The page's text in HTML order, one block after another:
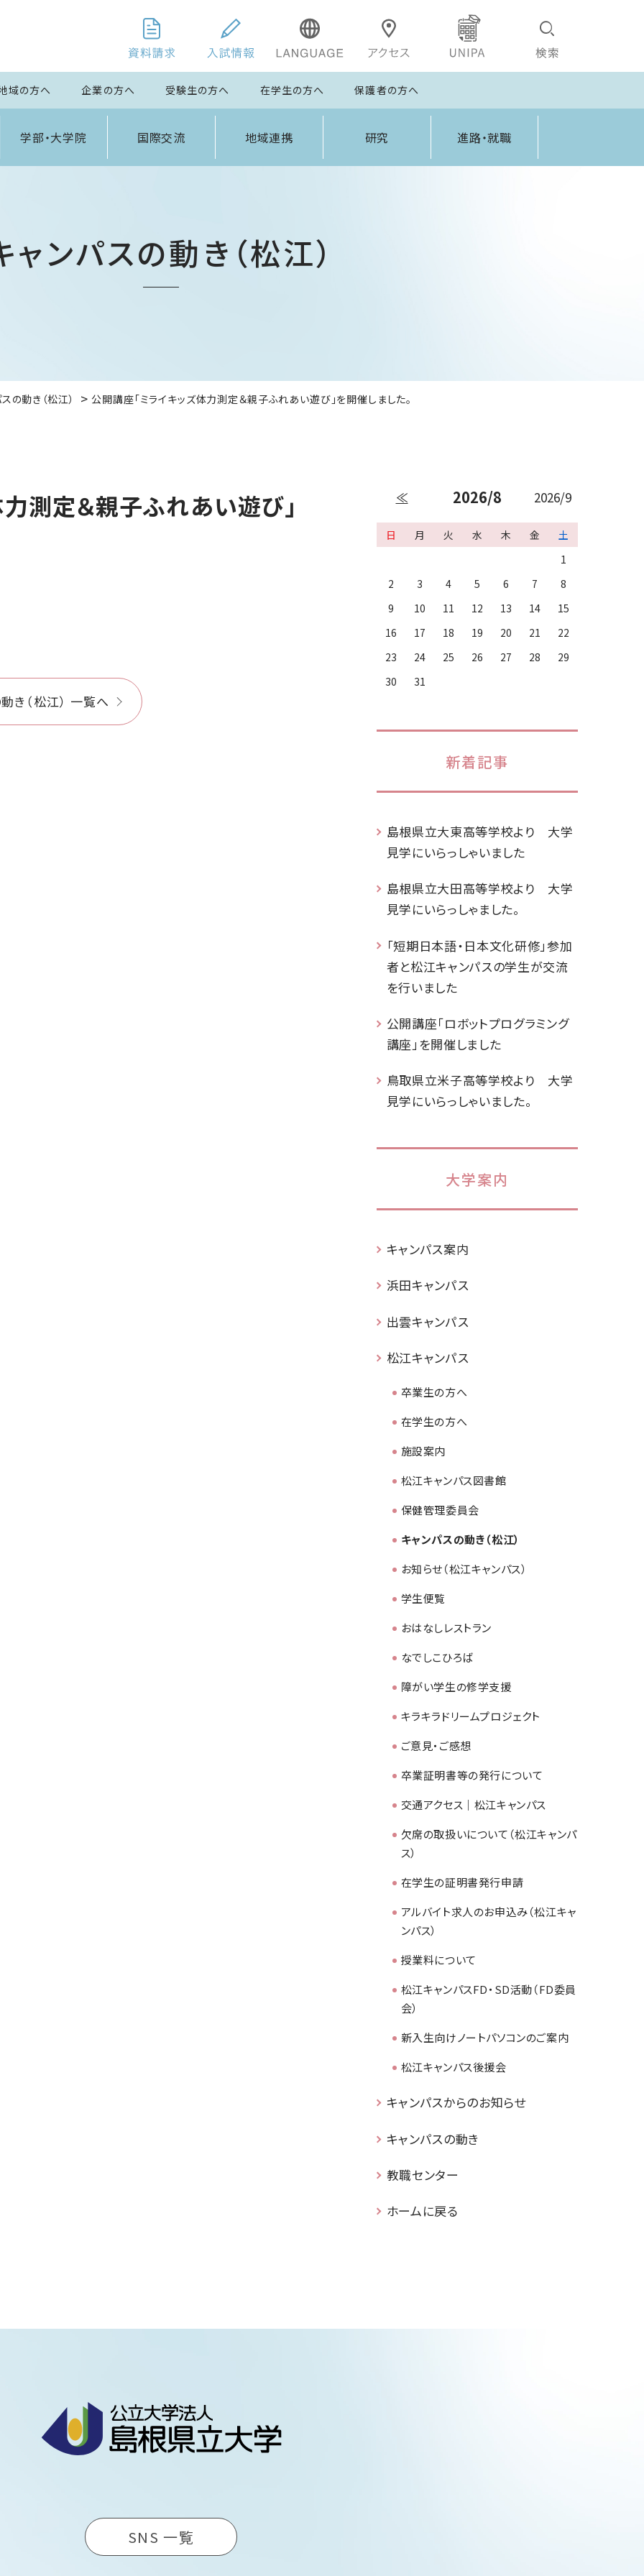
域の方へ 企業の方へ 受験生の方へ 在学生の方へ 保護者の方へ
学部・大学院 国際交流 地域連携 研究 進路・就職
ャンパスの動き（松江）
の動き（松江） 公開講座「ミライキッズ体力測定＆親子ふれあい遊び」を開催しました。
測定＆親子ふれあい遊び」
き（松江） 一覧へ
≪ 2026/8 2026/9
日 月 火 水 木 金
土
1
2
3 4 5 6 7
8
9
10 11 12 13 14
15
16
17 18 19 20 21
22
23
24 25 26 27 28
29
30
31
新着記事
島根県立大東高等学校より 大学
見学にいらっしゃいました
島根県立大田高等学校より 大学
見学にいらっしゃました。
「短期日本語・日本文化研修」参加
者と松江キャンパスの学生が交流
を行いました
公開講座「ロボットプログラミング
講座」を開催しました
鳥取県立米子高等学校より 大学
見学にいらっしゃいました。
大学案内
キャンパス案内
浜田キャンパス
出雲キャンパス
松江キャンパス
卒業生の方へ
在学生の方へ
施設案内
松江キャンパス図書館
保健管理委員会
キャンパスの動き（松江）
お知らせ（松江キャンパス）
学生便覧
おはなしレストラン
なでしこひろば
障がい学生の修学支援
キラキラドリームプロジェクト
ご意見・ご感想
卒業証明書等の発行について
交通アクセス｜松江キャンパス
欠席の取扱いについて（松江キャンパ
ス）
在学生の証明書発行申請
アルバイト求人のお申込み（松江キャ
ンパス）
授業料について
松江キャンパスFD・SD活動（FD委員
会）
新入生向けノートパソコンのご案内
松江キャンパス後援会
キャンパスからのお知らせ
キャンパスの動き
教職センター
ホームに戻る
SNS 一覧